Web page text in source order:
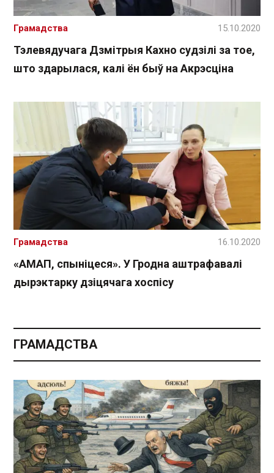
Тэлевядучага Дзмітрыя Кахно судзілі за тое,
што здарылася, калі ён быў на Акрэсціна
Грамадства 15.10.2020
«АМАП, спыніцеся». У Гродна аштрафавалі
дырэктарку дзіцячага хоспісу
Грамадства 16.10.2020
ГРАМАДСТВА